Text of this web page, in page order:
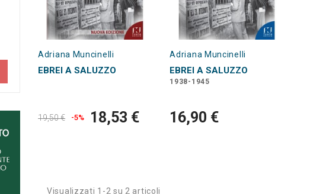
Adriana Muncinelli
EBREI A SALUZZO
19,50 € -5% 18,53 €
Adriana Muncinelli
EBREI A SALUZZO
1938-1945
16,90 €
Visualizzati 1-2 su 2 articoli